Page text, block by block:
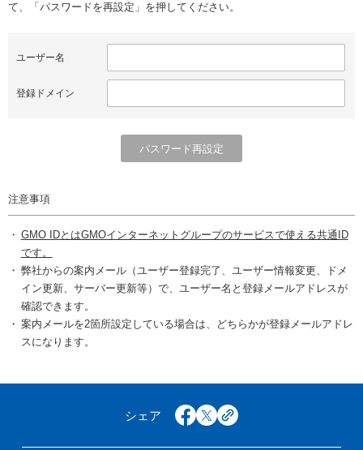
て、「パスワードを再設定」を押してください。
ユーザー名
登録ドメイン
注意事項
GMO IDとはGMOインターネットグループのサービスで使える共通ID
です。
弊社からの案内メール（ユーザー登録完了、ユーザー情報変更、ドメ
イン更新、サーバー更新等）で、ユーザー名と登録メールアドレスが
確認できます。
案内メールを2箇所設定している場合は、どちらかが登録メールアドレ
スになります。
シェア facebook
x copy